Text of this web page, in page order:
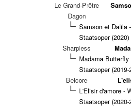
Le Grand-Prêtre
Dagon
Samson et Dalila
Staatsoper (2020)
Sharpless
Madama Butterfly
Staatsoper (2019-
Belcore
L'Elisir d'amore -
Staatsoper (2020-